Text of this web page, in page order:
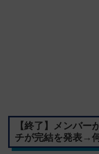
【終了】メンバー
チが完結を発表→